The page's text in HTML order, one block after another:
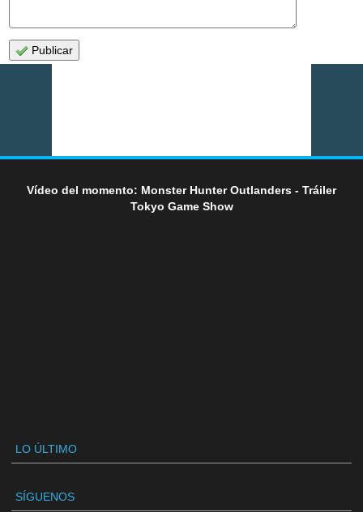
Publicar
Vídeo del momento: Monster Hunter Outlanders - Tráiler
Tokyo Game Show
LO ÚLTIMO
SÍGUENOS